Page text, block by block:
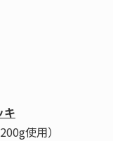
キ
使用）